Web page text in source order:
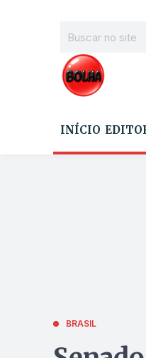
INÍCIO
BRASIL